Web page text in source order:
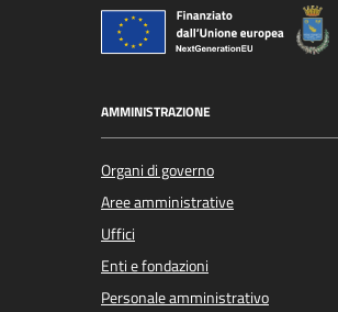
AMMINISTRAZIONE
Organi di governo
Aree amministrative
Uffici
Enti e fondazioni
Personale amministrativo